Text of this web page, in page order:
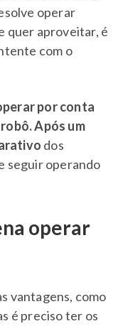
operar
quer aproveitar, é
com o
por conta
Após um
dos
seguir operando
operar
vantagens, como
é preciso ter os